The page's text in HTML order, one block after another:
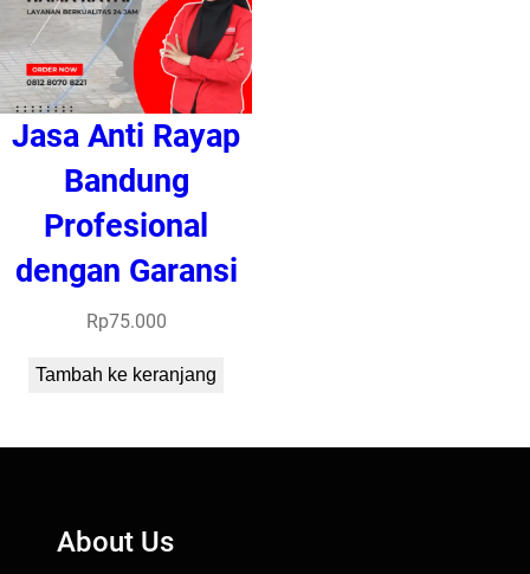
Jasa Anti Rayap
Bandung
Profesional
dengan Garansi
Rp75.000
Tambah ke keranjang
About Us